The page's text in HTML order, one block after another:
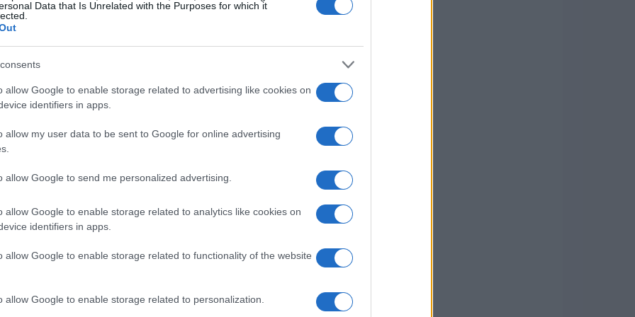
Data that Is Unrelated with the Purposes for which it
allow Google to enable storage related to advertising like cookies on
identifiers in apps.
allow my user data to be sent to Google for online advertising
allow Google to send me personalized advertising.
allow Google to enable storage related to analytics like cookies on
identifiers in apps.
allow Google to enable storage related to functionality of the website
allow Google to enable storage related to personalization.
devono investire in tecnologie di monitoraggio e
di crescita raccontano una storia diversa quando
e wellness. Le squadre che hanno deciso di
diminuzione del tasso di infortuni
e un
In questo contesto, la preparazione non è solo